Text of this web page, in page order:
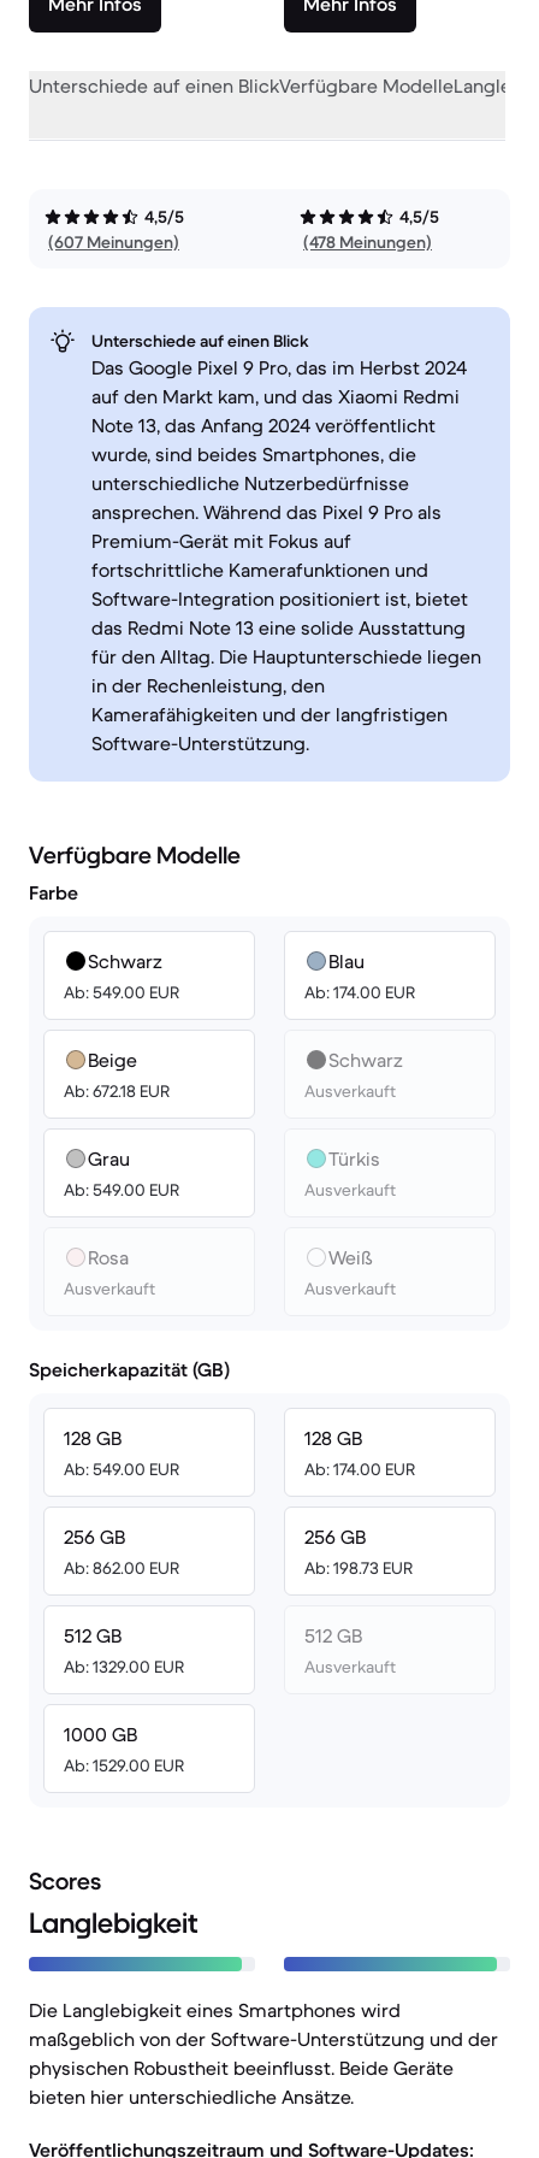
Unterschiede auf einen BlickVerfügbare Modelle
4,5/5
(607 Meinungen)
4,5/5
(478 Meinungen)
Unterschiede auf einen Blick
Das Google Pixel 9 Pro, das im Herbst 2024
auf den Markt kam, und das Xiaomi Redmi
Note 13, das Anfang 2024 veröffentlicht
wurde, sind beides Smartphones, die
unterschiedliche Nutzerbedürfnisse
ansprechen. Während das Pixel 9 Pro als
Premium-Gerät mit Fokus auf
fortschrittliche Kamerafunktionen und
Software-Integration positioniert ist, bietet
das Redmi Note 13 eine solide Ausstattung
für den Alltag. Die Hauptunterschiede liegen
in der Rechenleistung, den
Kamerafähigkeiten und der langfristigen
Software-Unterstützung.
Verfügbare Modelle
Farbe
Schwarz
Ab: 549.00 EUR
Beige
Ab: 672.18 EUR
Grau
Ab: 549.00 EUR
Rosa
Ausverkauft
Blau
Ab: 174.00 EUR
Schwarz
Ausverkauft
Türkis
Ausverkauft
Weiß
Ausverkauft
Speicherkapazität (GB)
128 GB
Ab: 549.00 EUR
256 GB
Ab: 862.00 EUR
512 GB
Ab: 1329.00 EUR
1000 GB
Ab: 1529.00 EUR
128 GB
Ab: 174.00 EUR
256 GB
Ab: 198.73 EUR
512 GB
Ausverkauft
Scores
Langlebigkeit
Die Langlebigkeit eines Smartphones wird
maßgeblich von der Software-Unterstützung und der
physischen Robustheit beeinflusst. Beide Geräte
bieten hier unterschiedliche Ansätze.
Veröffentlichungszeitraum und Software-Updates: